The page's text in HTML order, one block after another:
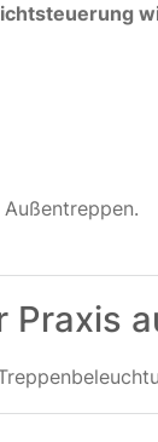
Praxis